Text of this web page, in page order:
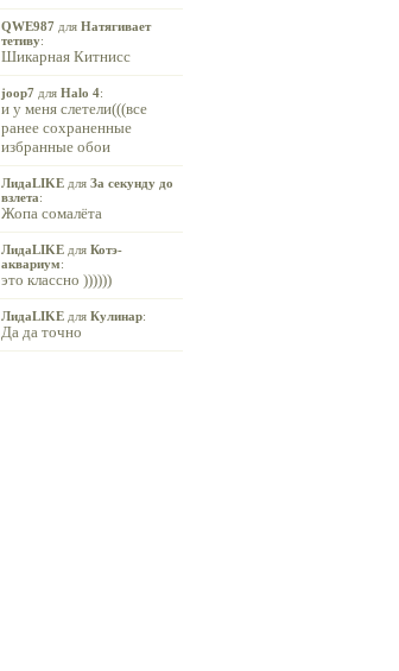
QWE987 для Натягивает
тетиву:
Шикарная Китнисс
joop7 для Halo 4:
и у меня слетели(((все
ранее сохраненные
избранные обои
ЛидаLIKE для За секунду до
взлета:
Жопа сомалёта
ЛидаLIKE для Котэ-
аквариум:
это классно ))))))
ЛидаLIKE для Кулинар:
Да да точно